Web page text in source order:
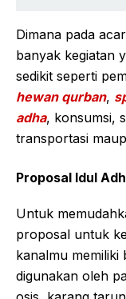
Dimana pada
banyak kegiatan
sedikit seperti
hewan qurban,
adha, konsumsi,
transportasi
Proposal Idul
Untuk
proposal untuk
kanalmu
digunakan oleh